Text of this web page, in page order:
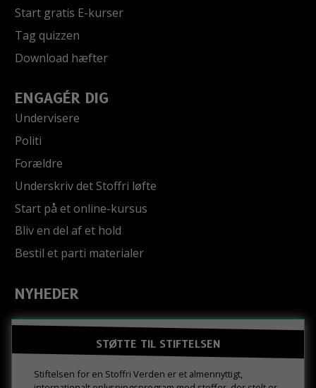
Start gratis E-kurser
Tag quizzen
Download hæfter
ENGAGÉR DIG
Undervisere
Politi
Forældre
Underskriv det Stoffri løfte
Start på et online-kursus
Bliv en del af et hold
Bestil et parti materialer
NYHEDER
STØTTE TIL STIFTELSEN
Stiftelsen for en Stoffri Verden er et almennyttigt,